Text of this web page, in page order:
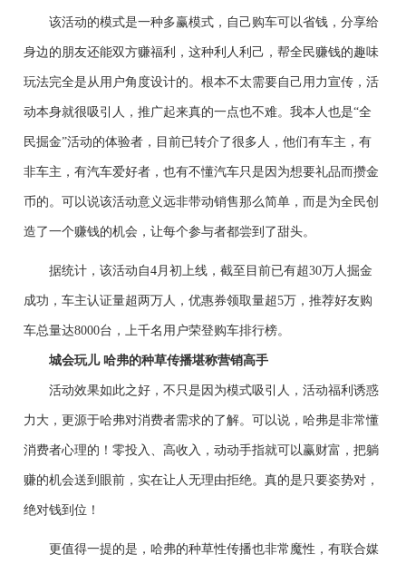
该活动的模式是一种多赢模式， 自己购车可以省钱，分享给
身边的朋友还能双方赚福利 ，这种利人利己，帮全民赚钱的趣味
玩法完全是从用户角度设计的。根本不太需要自己用力宣传，活
动本身就很吸引人 ，推广起来真的一点也不难。我本人也是“全
民掘金”活动的体验者， 目前已转介了很多人，他们有车主，有
非车主，有汽车爱好者，也有不懂汽车只是因为想要礼品而攒金
币的。可以说该活动意义远非带动销售那么简单， 而是为全民创
造了一个赚钱的机会，让每个参与者都尝到了甜头。
据统计，该活动自4月初上线，截至目前已有超30万人掘金
成功，车主认证量超两万人，优惠券领取量超5万，推荐好友购
车总量达8000台，上千名用户荣登购车排行榜。
城会玩儿 哈弗的种草传播堪称营销高手
活动效果如此之好，不只是因为模式吸引人 ，活动福利诱惑
力大 ，更源于哈弗对消费者需求的了解。可以说，哈弗是非常懂
消费者心理的 ！零投入、高收入，动动手指就可以赢财富，把躺
赚的机会送到眼前，实在让人无理由拒绝。真的是只要姿势对，
绝对钱到位！
更值得一提的是 ，哈弗的种草性传播也非常魔性，有联合媒